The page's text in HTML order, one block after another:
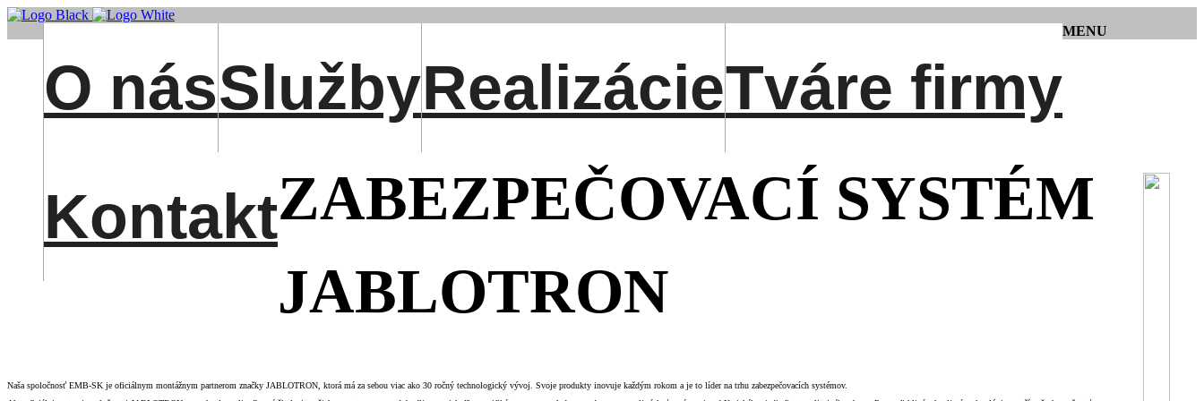
O násSlužbyRealizácieTváre firmy
Kontakt
MENU
ZABEZPEČOVACÍ SYSTÉM
JABLOTRON
Naša spoločnosť EMB-SK je oficiálnym montážnym partnerom značky JABLOTRON, ktorá má za sebou viac ako 30 ročný technologický vývoj. Svoje produkty inovuje každým rokom a je to líder na trhu zabezpečovacích systémov.